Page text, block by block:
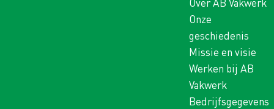
Onze
geschiedenis
Missie en visie
Werken bij AB
Vakwerk
Bedrijfsgegevens